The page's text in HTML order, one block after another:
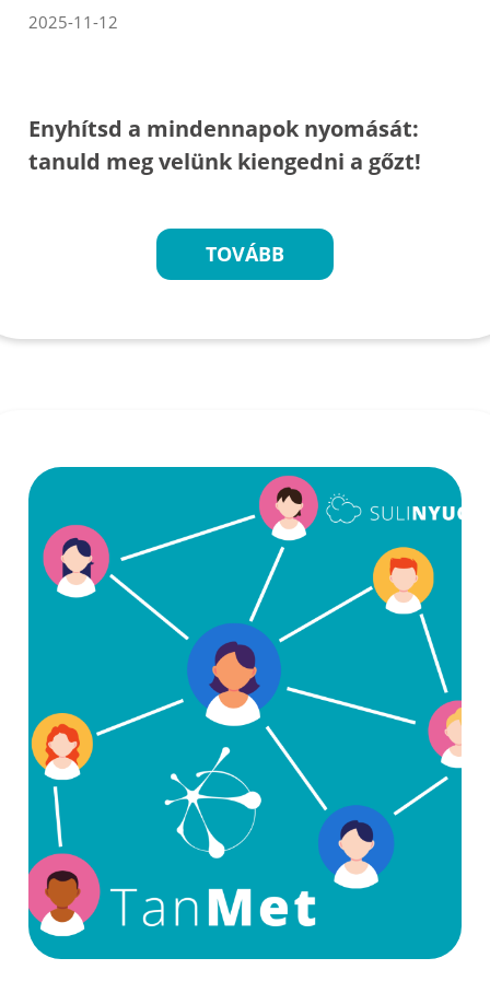
2025-11-12
Enyhítsd a mindennapok nyomását:
tanuld meg velünk kiengedni a gőzt!
TOVÁBB